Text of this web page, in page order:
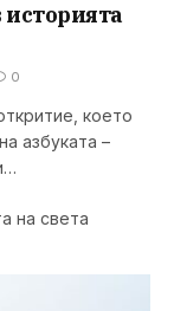
историята
0
което
азбуката –
на света